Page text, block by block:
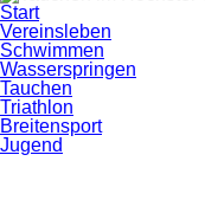
Navigation
überspringen
Start
Vereinsleben
Schwimmen
Wasserspringen
Tauchen
Triathlon
Breitensport
Jugend